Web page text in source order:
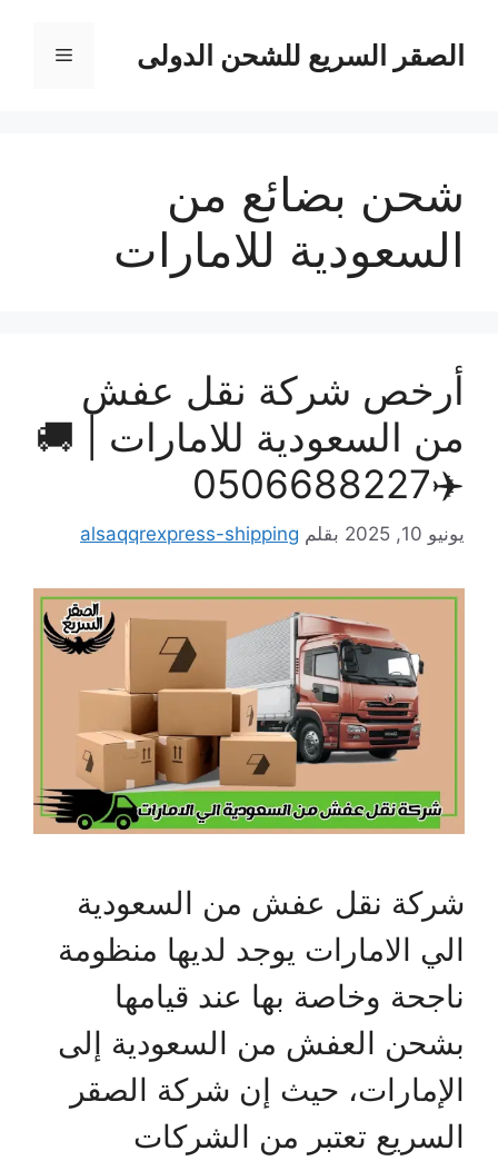
المحتوىالصقر السريع للشحن الدولى القائمة
شحن بضائع من
السعودية للامارات
أرخص شركة نقل عفش
من السعودية للامارات | 🚚
✈️0506688227
يونيو 10, 2025 بقلم alsaqqrexpress-shipping
شركة نقل عفش من السعودية
الي الامارات يوجد لديها منظومة
ناجحة وخاصة بها عند قيامها
بشحن العفش من السعودية إلى
الإمارات، حيث إن شركة الصقر
السريع تعتبر من الشركات